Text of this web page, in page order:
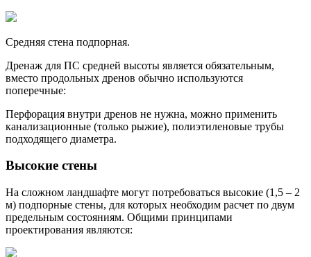
Средняя стена подпорная.
Дренаж для ПС средней высоты является обязательным,
вместо продольных дренов обычно используются
поперечные:
Перфорация внутри дренов не нужна, можно применить
канализационные (только рыжие), полиэтиленовые трубы
подходящего диаметра.
Высокие стены
На сложном ландшафте могут потребоваться высокие (1,5 – 2
м) подпорные стены, для которых необходим расчет по двум
предельным состояниям. Общими принципами
проектирования являются: